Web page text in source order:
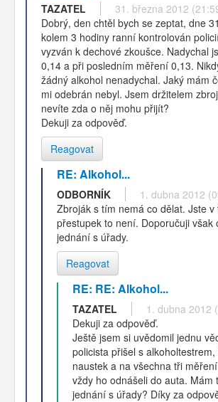
TAZATEL
31. března 2012
Dobrý, den chtěl bych se zeptat, dne
kolem 3 hodiny ranní kontrolován
vyzván k dechové zkoušce. Nadychal
0,14 a při posledním měření 0,13.
žádný alkohol nenadychal. Jaký mám
mi odebrán nebyl. Jsem držitelem
nevíte zda o něj mohu přijít?
Dekuji za odpověď.
Reagovat
RE: Alkohol...
ODBORNÍK
1. dubna 2012
Zbroják s tím nemá co dělat. Jste v
přestupek to není. Doporučuji však
jednání s úřady.
Reagovat
RE: RE: Alkohol...
TAZATEL
1. dubna 2012
Dekuji za odpověď.
Ještě jsem si uvědomil jednu
policista přišel s
naustek a na všechna tři
vždy ho odnášeli do auta. Mám
jednání s úřady? Díky za